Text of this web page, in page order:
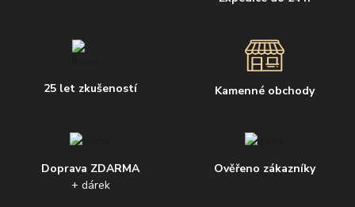
25 let zkušeností Kamenné obchody
Doprava ZDARMA
+ dárek
Ověřeno zákazníky